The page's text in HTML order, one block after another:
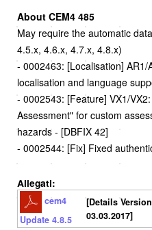
About CEM4 485
May require the automatic
4.5.x, 4.6.x, 4.7.x, 4.8.x)
- 0002463: [Localisation] AR1/
localisation and language
- 0002543: [Feature] VX1/
Assessment" for custom
hazards - [DBFIX 42]
- 0002544: [Fix] Fixed
Allegati:
cem4
Update 4.8.5
[Details Version
03.03.2017]